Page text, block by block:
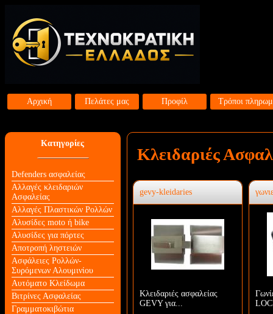
Αρχική Πελάτες μας Προφίλ Τρόποι
Κατηγορίες
Defenders ασφαλείας
Αλλαγές κλειδαριών
Aσφαλείας
Αλλαγές Πλαστικών Ρολλών
Αλυσίδες moto ή bike
Αλυσίδες για πόρτες
Αποτροπή ληστειών
Ασφάλειες Ρολλών-
Συρόμενων Αλουμινίου
Αυτόματο Κλείδωμα
Βιτρίνες Ασφαλείας
Γραμματοκιβώτια
Κλειδαριές
gevy-kleidaries
Κλειδαριές ασφαλείας
GEVY για...